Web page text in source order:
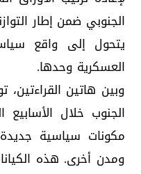
الجنوبي ضمن إطار
يتحول إلى واقع
العسكرية وحدها.
وبين هاتين
الجنوب خلال
مكونات سياسية
ومدن أخرى. هذه